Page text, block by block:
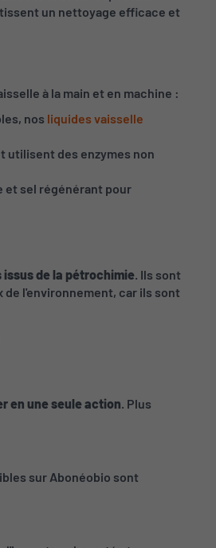
un nettoyage efficace et
à la main et en machine :
nos liquides vaisselle
utilisent des enzymes non
et sel régénérant pour
de la pétrochimie. Ils sont
l'environnement, car ils sont
en une seule action. Plus
sur Abonéobio sont